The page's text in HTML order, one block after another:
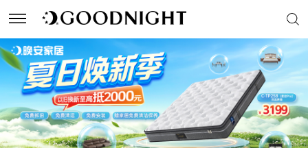
床垫
软体家具
实木家具
品牌综述
代言人
品牌活动
门店地图
门店形象
售后服务
关于晚安
创始人
晚安荣誉